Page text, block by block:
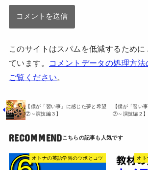
このサイトはスパムを低減するために
ています。
コメントデータの処理方
ご覧ください。
【僕が「習い事」に感じた夢と希望
⑦～演技編３】
【僕が「習い
⑦～演技編２】
RECOMMEND
オトナの英語学習のツボとコツ オ